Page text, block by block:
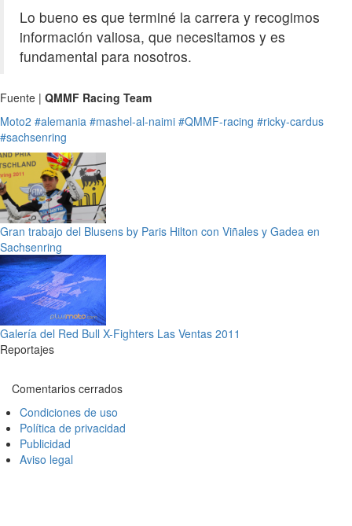
Lo bueno es que terminé la carrera y recogimos
información valiosa, que necesitamos y es
fundamental para nosotros.
Fuente | QMMF Racing Team
Moto2 #alemania #mashel-al-naimi #QMMF-racing #ricky-cardus
#sachsenring
Gran trabajo del Blusens by Paris Hilton con Viñales y Gadea en
Sachsenring
Galería del Red Bull X-Fighters Las Ventas 2011
Reportajes
Comentarios cerrados
Condiciones de uso
Política de privacidad
Publicidad
Aviso legal